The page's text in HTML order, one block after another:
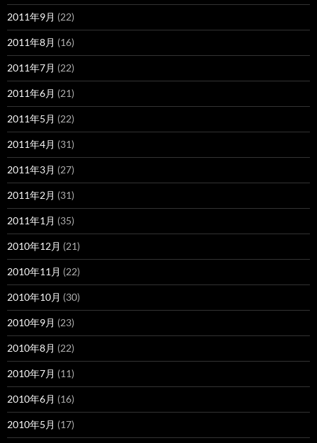
2011年9月 (22)
2011年8月 (16)
2011年7月 (22)
2011年6月 (21)
2011年5月 (22)
2011年4月 (31)
2011年3月 (27)
2011年2月 (31)
2011年1月 (35)
2010年12月 (21)
2010年11月 (22)
2010年10月 (30)
2010年9月 (23)
2010年8月 (22)
2010年7月 (11)
2010年6月 (16)
2010年5月 (17)